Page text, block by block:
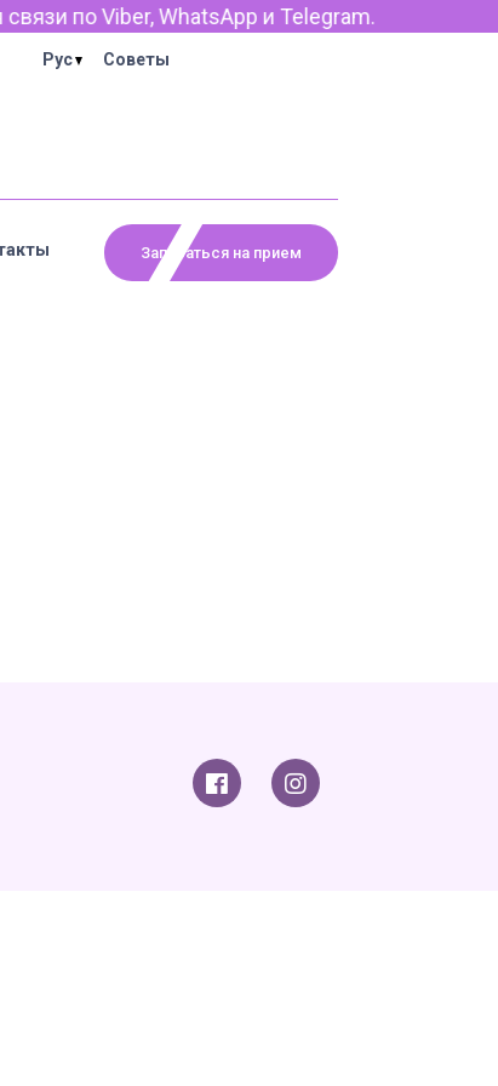
по Viber, WhatsApp и Telegram.
Рус Советы
Записаться на прием